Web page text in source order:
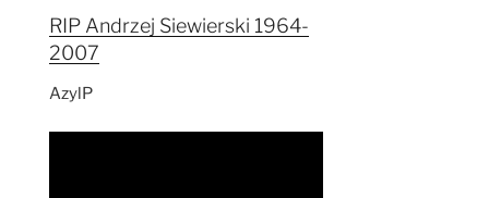
RIP Andrzej Siewierski 1964-
2007
AzylP